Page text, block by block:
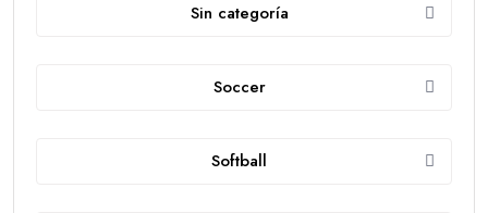
Sin categoría
Soccer
Softball